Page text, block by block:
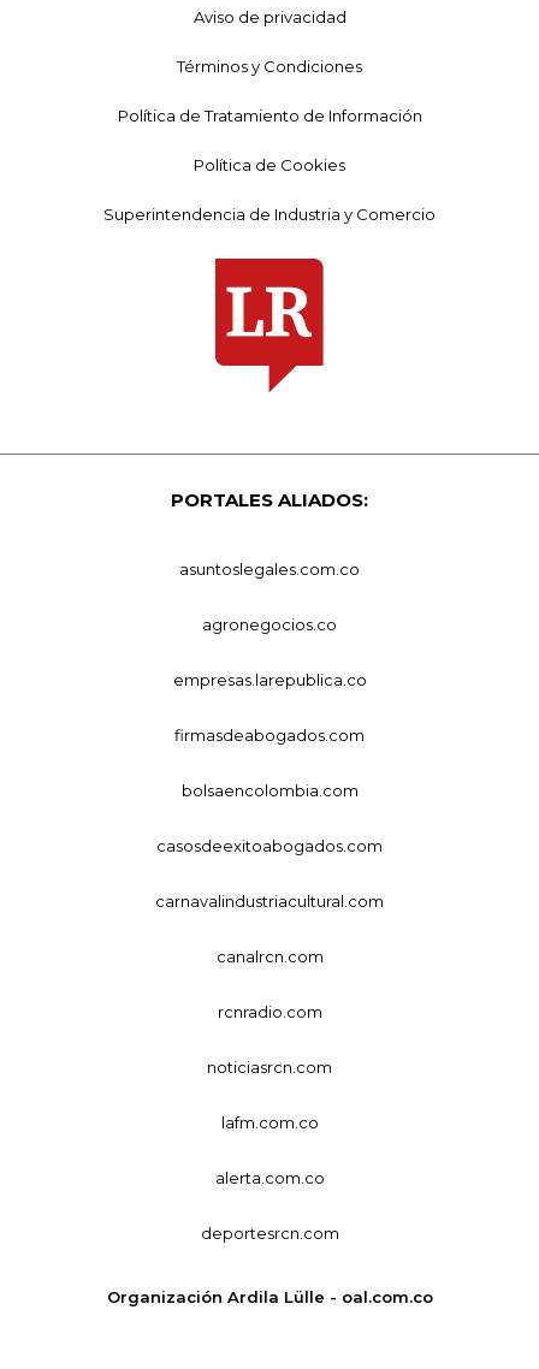
Aviso de privacidad
Términos y Condiciones
Política de Tratamiento de Información
Política de Cookies
Superintendencia de Industria y Comercio
PORTALES ALIADOS:
asuntoslegales.com.co
agronegocios.co
empresas.larepublica.co
firmasdeabogados.com
bolsaencolombia.com
casosdeexitoabogados.com
carnavalindustriacultural.com
canalrcn.com
rcnradio.com
noticiasrcn.com
lafm.com.co
alerta.com.co
deportesrcn.com
Organización Ardila Lülle - oal.com.co